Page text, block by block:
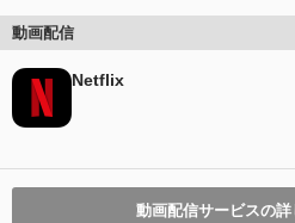
動画配信
Netflix
動画配信サービスの